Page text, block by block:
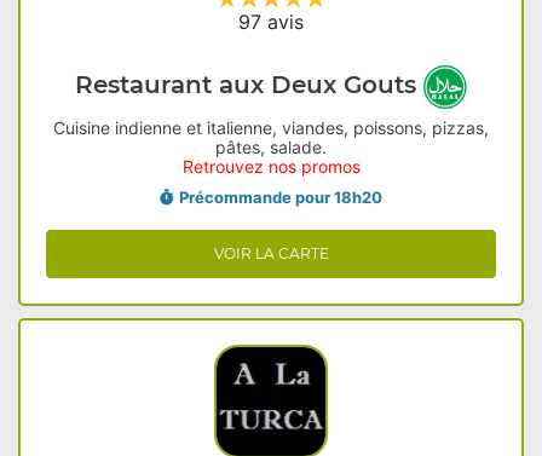
97 avis
Restaurant aux Deux Gouts
Cuisine indienne et italienne, viandes, poissons, pizzas,
pâtes, salade.
Retrouvez nos promos
Précommande pour 18h20
VOIR LA CARTE